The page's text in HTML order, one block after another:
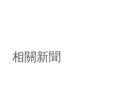
相關新聞